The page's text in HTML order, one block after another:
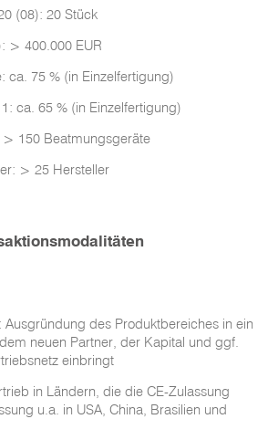
(08): 20 Stück
> 400.000 EUR
ca. 75 % (in Einzelfertigung)
ca. 65 % (in Einzelfertigung)
> 150 Beatmungsgeräte
> 25 Hersteller
Ausgründung des Produktbereiches in ein
neuen Partner, der Kapital und ggf.
einbringt
in Ländern, die die CE-Zulassung
u.a. in USA, China, Brasilien und